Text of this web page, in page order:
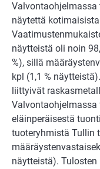
Valvontaohjelmassa
näytettä
näytteistä oli noin
%), sillä
kpl (1,1 % näytteistä).
liittyivät
eläinperäisestä
tuoteryhmistä Tullin
näytteistä). Tulosten